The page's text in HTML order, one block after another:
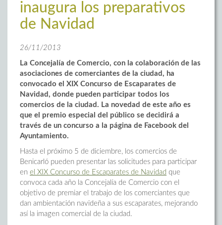
inaugura los preparativos
de Navidad
26/11/2013
La Concejalía de Comercio, con la colaboración de las
asociaciones de comerciantes de la ciudad, ha
convocado el XIX Concurso de Escaparates de
Navidad, donde pueden participar todos los
comercios de la ciudad. La novedad de este año es
que el premio especial del público se decidirá a
través de un concurso a la página de Facebook del
Ayuntamiento.
Hasta el próximo 5 de diciembre, los comercios de
Benicarló pueden presentar las solicitudes para participar
en el XIX Concurso de Escaparates de Navidad que
convoca cada año la Concejalía de Comercio con el
objetivo de premiar el trabajo de los comerciantes que
dan ambientación navideña a sus escaparates, mejorando
así la imagen comercial de la ciudad.